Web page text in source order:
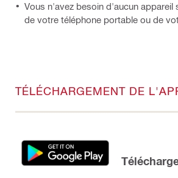
Vous n'avez besoin d'aucun
de votre téléphone portable ou de
TÉLÉCHARGEMENT DE